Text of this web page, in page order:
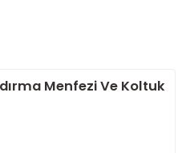
Menfezi Ve Koltuk